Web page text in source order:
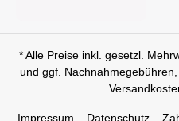
* Alle Preise inkl. gesetzl.
und ggf.
Impressum Datenschutz